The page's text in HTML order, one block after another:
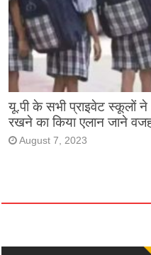
यू.पी के सभी प्राइवेट
रखने का किया एलान जाने
August 7, 2023